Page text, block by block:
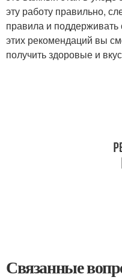
эту работу правильно,
правила и
этих рекомендаций вы
получить здоровые и
Связанные